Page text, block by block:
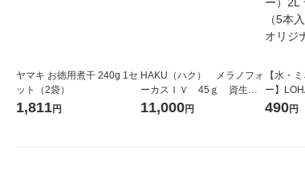
ヤマキ お徳用煮干 240g 1セ
ット（2袋）
1,811円
HAKU（ハク） メラノフォ
ーカスＩＶ 45ｇ 資生
堂 おまけ付き
11,000円
【水・
ー】
コウォー
490円